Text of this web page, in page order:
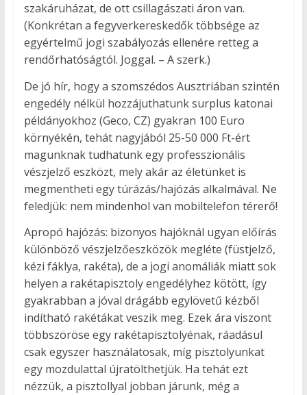
szakáruházat, de ott csillagászati áron van.
(Konkrétan a fegyverkereskedők többsége az
egyértelmű jogi szabályozás ellenére retteg a
rendőrhatóságtól. Joggal. – A szerk.)
De jó hír, hogy a szomszédos Ausztriában szintén
engedély nélkül hozzájuthatunk surplus katonai
példányokhoz (Geco, CZ) gyakran 100 Euro
környékén, tehát nagyjából 25-50 000 Ft-ért
magunknak tudhatunk egy professzionális
vészjelző eszközt, mely akár az életünket is
megmentheti egy túrázás/hajózás alkalmával. Ne
feledjük: nem mindenhol van mobiltelefon térerő!
Apropó hajózás: bizonyos hajóknál ugyan előírás
különböző vészjelzőeszközök megléte (füstjelző,
kézi fáklya, rakéta), de a jogi anomáliák miatt sok
helyen a rakétapisztoly engedélyhez kötött, így
gyakrabban a jóval drágább egylövetű kézből
indítható rakétákat veszik meg. Ezek ára viszont
többszöröse egy rakétapisztolyénak, ráadásul
csak egyszer használatosak, míg pisztolyunkat
egy mozdulattal újratölthetjük. Ha tehát ezt
nézzük, a pisztollyal jobban járunk, még a